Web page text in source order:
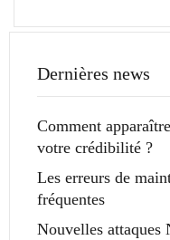
Dernières news
Comment
votre crédibilité ?
Les erreurs de
fréquentes
Nouvelles attaques